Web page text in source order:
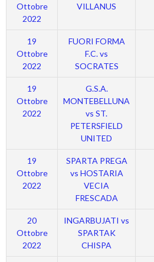
Ottobre
2022
VILLANUS
19
Ottobre
2022
FUORI FORMA
F.C. vs
SOCRATES
19
Ottobre
2022
G.S.A.
MONTEBELLUNA
vs ST.
PETERSFIELD
UNITED
19
Ottobre
2022
SPARTA PREGA
vs HOSTARIA
VECIA
FRESCADA
20
Ottobre
2022
INGARBUJATI vs
SPARTAK
CHISPA